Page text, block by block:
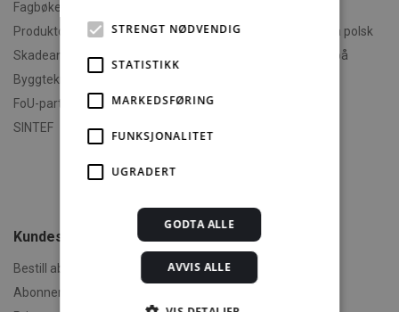
Fagbøker og nettkurs
Produktdokumentasjon
Skadeanalyse
Byggteknisk spesialrådgivning
FoU-partner
SINTEF
Polski - informasjon på polsk
English - informasjon på
Om byggereglene
Kundeservice
Bestill abonnement
Abonnementsvilkår
STRENGT NØDVENDIG
STATISTIKK
MARKEDSFØRING
FUNKSJONALITET
UGRADERT
GODTA ALLE
AVVIS ALLE